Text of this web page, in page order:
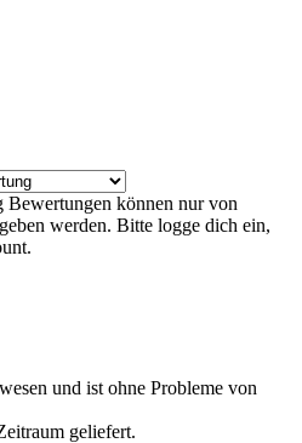
Bewertungen können nur von
werden. Bitte logge dich ein,
und ist ohne Probleme von
geliefert.